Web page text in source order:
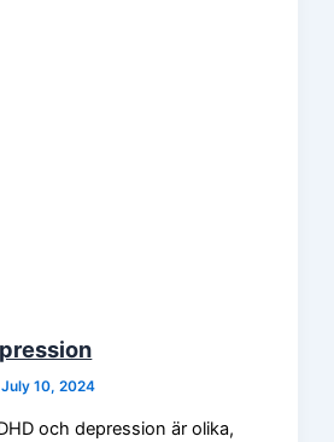
July 10, 2024
och depression är olika,